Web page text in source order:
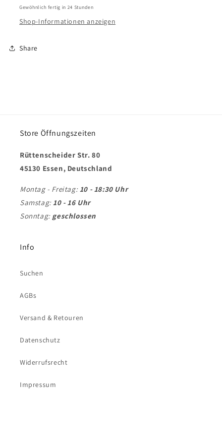
Gewöhnlich fertig in 24 Stunden
Shop-Informationen anzeigen
Share
Store Öffnungszeiten
Rüttenscheider Str. 80
45130 Essen, Deutschland
Montag - Freitag:10 - 18:30 Uhr
Samstag:10 - 16 Uhr
Sonntag: geschlossen
Info
Suchen
AGBs
Versand & Retouren
Datenschutz
Widerrufsrecht
Impressum